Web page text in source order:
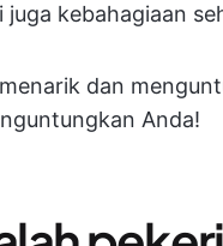
kebahagiaan
dan
Anda!